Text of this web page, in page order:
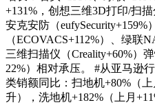
+131%，创想三维3D打印/扫描
安克安防（eufySecurity+159%
（ECOVACS+112%）、绿联
三维扫描仪（Creality+60%）
22%）相对承压。 #从亚马逊
类销额同比：扫地机+80%（
升），洗地机+182%（上月